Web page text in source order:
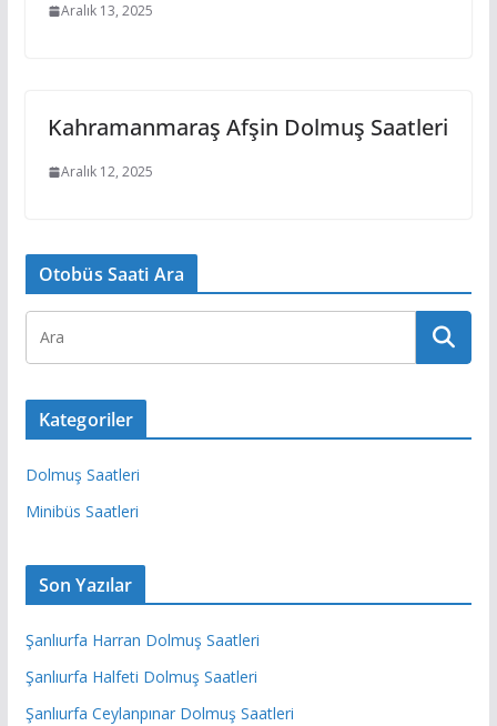
Aralık 13, 2025
Kahramanmaraş Afşin Dolmuş Saatleri
Aralık 12, 2025
Otobüs Saati Ara
Kategoriler
Dolmuş Saatleri
Minibüs Saatleri
Son Yazılar
Şanlıurfa Harran Dolmuş Saatleri
Şanlıurfa Halfeti Dolmuş Saatleri
Şanlıurfa Ceylanpınar Dolmuş Saatleri